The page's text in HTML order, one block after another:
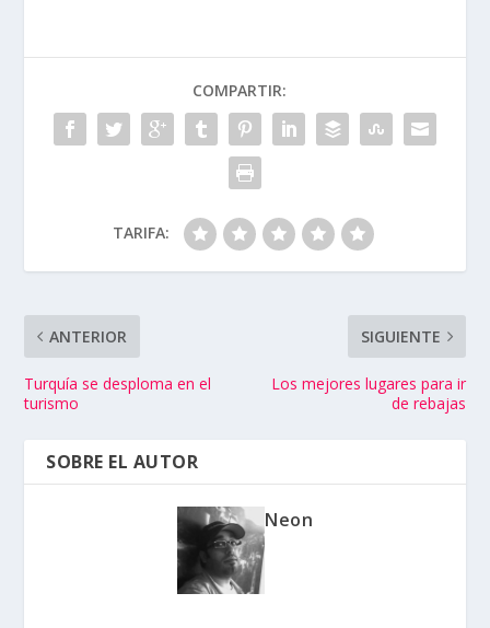
COMPARTIR:
TARIFA:
ANTERIOR
Turquía se desploma en el
turismo
SIGUIENTE
Los mejores lugares para ir
de rebajas
SOBRE EL AUTOR
Neon